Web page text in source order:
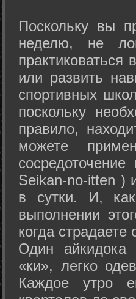
Поскольку вы
неделю, не
или развить
спортивных
поскольку
правило,
можете
Seikan-­no-­itten )
в сутки. И,
выполнении
когда
Один айкидока
«ки», легко
Каждое утро